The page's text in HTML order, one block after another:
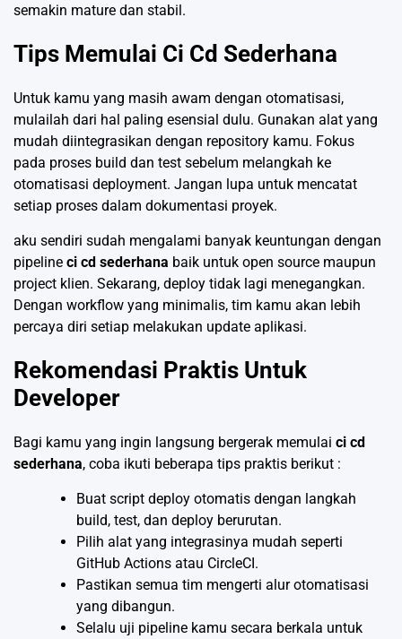
semakin mature dan stabil.
Tips Memulai Ci Cd Sederhana
Untuk kamu yang masih awam dengan otomatisasi,
mulailah dari hal paling esensial dulu. Gunakan alat yang
mudah diintegrasikan dengan repository kamu. Fokus
pada proses build dan test sebelum melangkah ke
otomatisasi deployment. Jangan lupa untuk mencatat
setiap proses dalam dokumentasi proyek.
aku sendiri sudah mengalami banyak keuntungan dengan
pipeline ci cd sederhana baik untuk open source maupun
project klien. Sekarang, deploy tidak lagi menegangkan.
Dengan workflow yang minimalis, tim kamu akan lebih
percaya diri setiap melakukan update aplikasi.
Rekomendasi Praktis Untuk
Developer
Bagi kamu yang ingin langsung bergerak memulai ci cd
sederhana, coba ikuti beberapa tips praktis berikut :
Buat script deploy otomatis dengan langkah
build, test, dan deploy berurutan.
Pilih alat yang integrasinya mudah seperti
GitHub Actions atau CircleCI.
Pastikan semua tim mengerti alur otomatisasi
yang dibangun.
Selalu uji pipeline kamu secara berkala untuk